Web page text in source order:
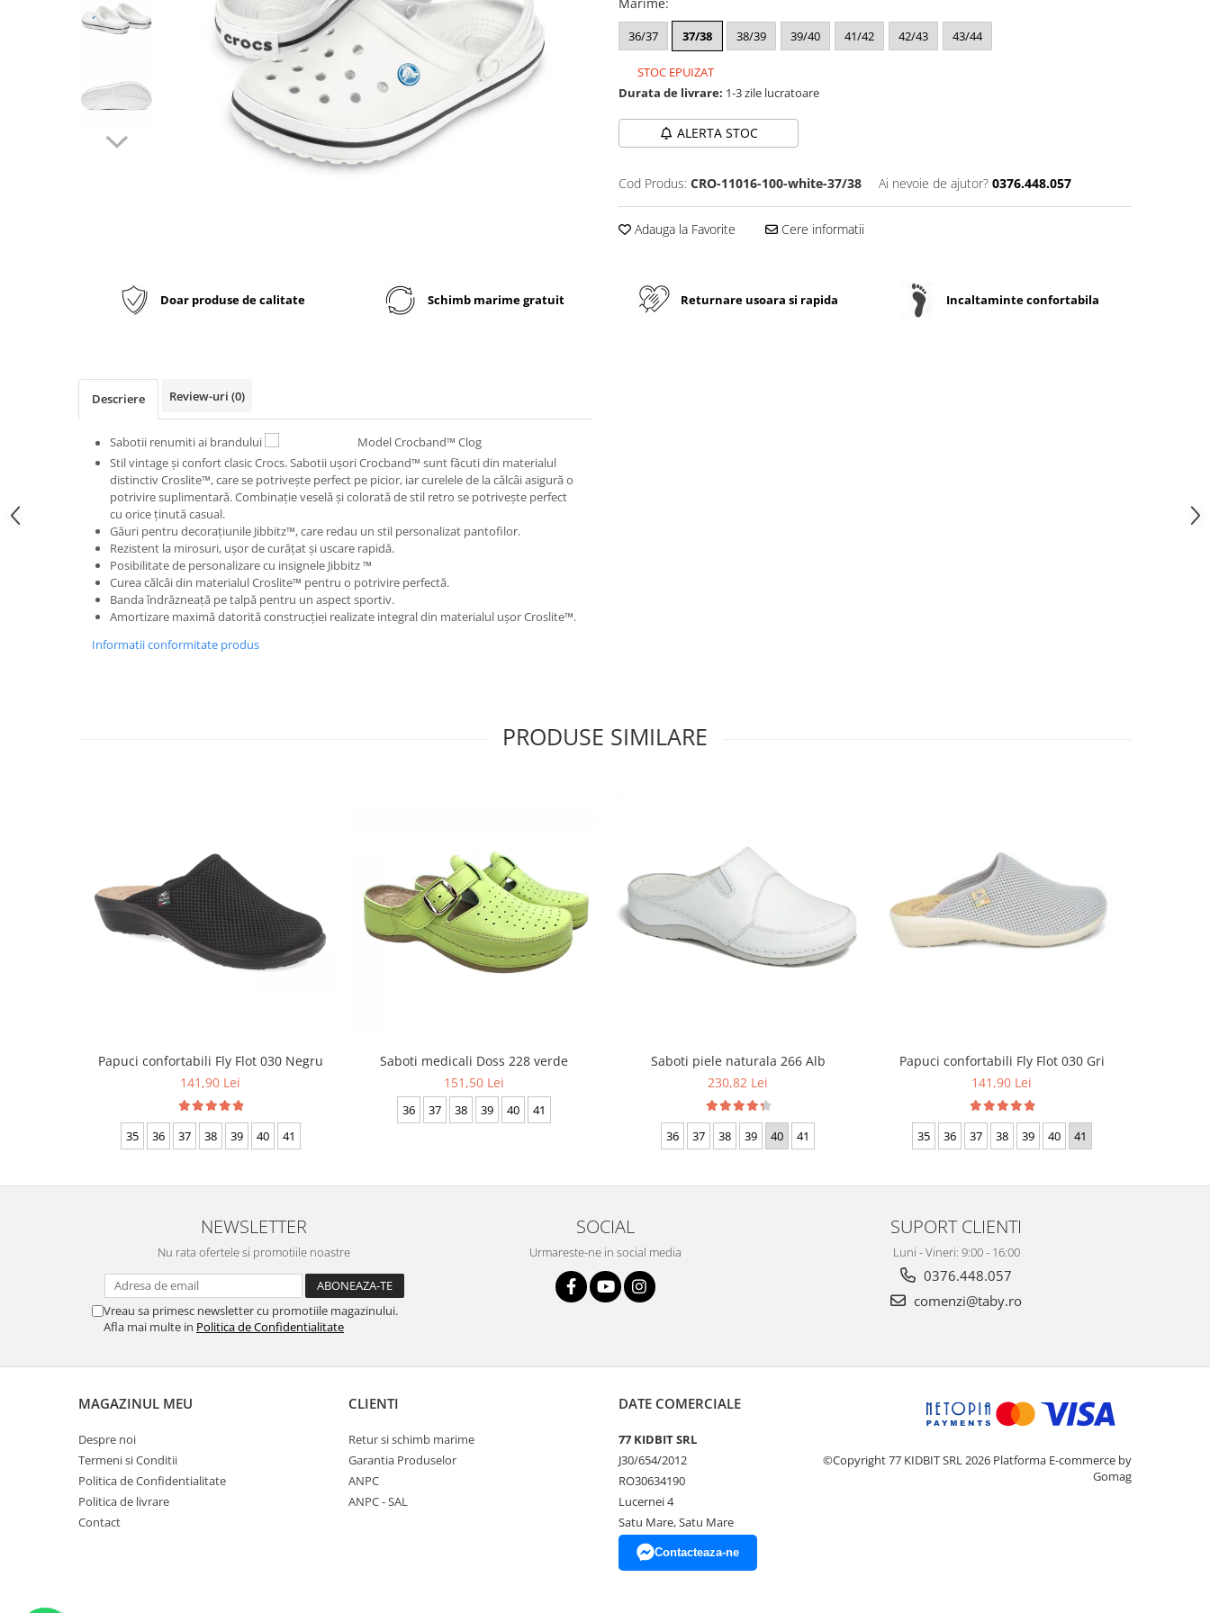
Marime:
36/37 37/38 38/39 39/40 41/42 42/43 43/44
STOC EPUIZAT
Durata de livrare: 1-3 zile lucratoare
ALERTA STOC
Cod Produs: CRO-11016-100-white-37/38 Ai nevoie de ajutor? 0376.448.057
Adauga la Favorite Cere informatii
Doar produse de calitate Schimb marime gratuit Returnare usoara si rapida Incaltaminte confortabila
Descriere Review-uri (0)
Sabotii renumiti ai brandului
Model Crocband™ Clog
Stil vintage și confort clasic Crocs. Sabotii ușori Crocband™ sunt făcuti din materialul
distinctiv Croslite™, care se potrivește perfect pe picior, iar curelele de la călcâi asigură o
potrivire suplimentară. Combinație veselă și colorată de stil retro se potrivește perfect
cu orice ținută casual.
Găuri pentru decorațiunile Jibbitz™, care redau un stil personalizat pantofilor.
Rezistent la mirosuri, ușor de curățat și uscare rapidă.
Posibilitate de personalizare cu insignele Jibbitz ™
Curea călcâi din materialul Croslite™ pentru o potrivire perfectă.
Banda îndrăzneață pe talpă pentru un aspect sportiv.
Amortizare maximă datorită construcției realizate integral din materialul ușor Croslite™.
Informatii conformitate produs
PRODUSE SIMILARE
Papuci confortabili Fly Flot 030 Negru
141,90 Lei
35 36 37 38 39 40 41
Saboti medicali Doss 228 verde
151,50 Lei
36 37 38 39 40 41
Saboti piele naturala 266 Alb
230,82 Lei
36 37 38 39 40 41
Papuci confortabili Fly Flot 030 Gri
141,90 Lei
35 36 37 38 39 40 41
NEWSLETTER
Nu rata ofertele si promotiile noastre
Vreau sa primesc newsletter cu promotiile magazinului.
Afla mai multe in Politica de Confidentialitate
SOCIAL
Urmareste-ne in social media
SUPORT CLIENTI
Luni - Vineri: 9:00 - 16:00
0376.448.057
comenzi@taby.ro
MAGAZINUL MEU
Despre noi
Termeni si Conditii
Politica de Confidentialitate
Politica de livrare
Contact
CLIENTI
Retur si schimb marime
Garantia Produselor
ANPC
ANPC - SAL
DATE COMERCIALE
77 KIDBIT SRL
J30/654/2012
RO30634190
Lucernei 4
Satu Mare, Satu Mare
Contacteaza-ne
©Copyright 77 KIDBIT SRL 2026 Platforma E-commerce by
Gomag